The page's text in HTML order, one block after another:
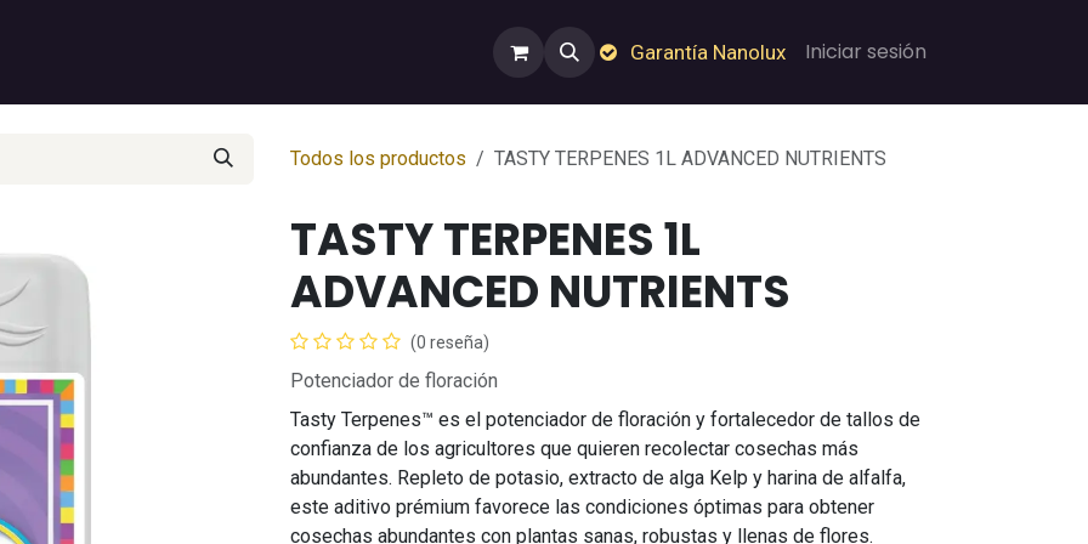
Sobre Nosotros Empleos Garantía de Nanolux
Garantía Nanolux Iniciar sesión
Todos los productos TASTY TERPENES 1L ADVANCED NUTRIENTS
TASTY TERPENES 1L
ADVANCED NUTRIENTS
(0 reseña)
Potenciador de floración
Tasty Terpenes™ es el potenciador de floración y fortalecedor de tallos de
confianza de los agricultores que quieren recolectar cosechas más
abundantes. Repleto de potasio, extracto de alga Kelp y harina de alfalfa,
este aditivo prémium favorece las condiciones óptimas para obtener
cosechas abundantes con plantas sanas, robustas y llenas de flores.